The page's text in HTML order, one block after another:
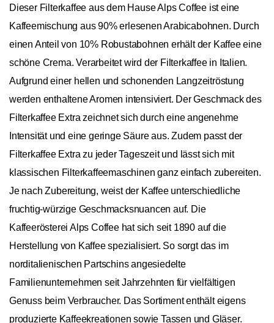
Dieser Filterkaffee aus dem Hause Alps Coffee ist eine
Kaffeemischung aus 90% erlesenen Arabicabohnen. Durch
einen Anteil von 10% Robustabohnen erhält der Kaffee eine
schöne Crema. Verarbeitet wird der Filterkaffee in Italien.
Aufgrund einer hellen und schonenden Langzeitröstung
werden enthaltene Aromen intensiviert. Der Geschmack des
Filterkaffee Extra zeichnet sich durch eine angenehme
Intensität und eine geringe Säure aus. Zudem passt der
Filterkaffee Extra zu jeder Tageszeit und lässt sich mit
klassischen Filterkaffeemaschinen ganz einfach zubereiten.
Je nach Zubereitung, weist der Kaffee unterschiedliche
fruchtig-würzige Geschmacksnuancen auf. Die
Kaffeerösterei Alps Coffee hat sich seit 1890 auf die
Herstellung von Kaffee spezialisiert. So sorgt das im
norditalienischen Partschins angesiedelte
Familienunternehmen seit Jahrzehnten für vielfältigen
Genuss beim Verbraucher. Das Sortiment enthält eigens
produzierte Kaffeekreationen sowie Tassen und Gläser.